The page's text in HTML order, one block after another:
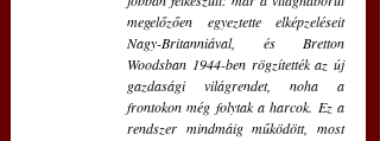
megelőzően egyeztette elképzeléseit
Nagy-Britanniával, és Bretton
Woodsban 1944-ben rögzítették az új
gazdasági világrendet, noha a
frontokon még folytak a harcok. Ez a
rendszer mindmáig működött, most